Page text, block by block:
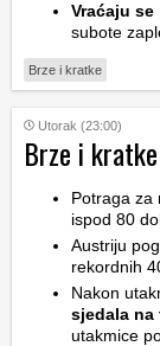
Vraćaju
subote
Brze i kratke
Utorak (23:00)
Brze i kratke
Potraga za
ispod 80
Austriju
rekordnih
Nakon
sjedala na
utakmice